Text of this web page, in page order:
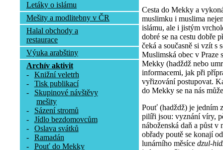
Letáky o islámu
Mešity a modlitebny v ČR
Halal obchody a
restaurace
Výuka arabštiny
Archív aktivit
-
Knižní veletrh
-
Tisk publikací
-
Skupinové návštěvy
mešity
-
Sázení stromů
-
Jídlo bezdomovcům
-
Oslava svátků
-
Ramadán
-
Pouť do Mekky
Cesta do Mekky a
muslimku i muslima
islámu, ale i jistým
dobré se na cestu dobře
čeká a současně si vzít s
Muslimská obec v Praze
Mekky (hadždž nebo
informacemi, jak při
vyřizování postupovat.
do Mekky se na nás
Pouť (hadždž) je jedním
pilíři jsou: vyznání víry,
náboženská daň a půst
obřady poutě se konají
lunárního měsíce dzul-